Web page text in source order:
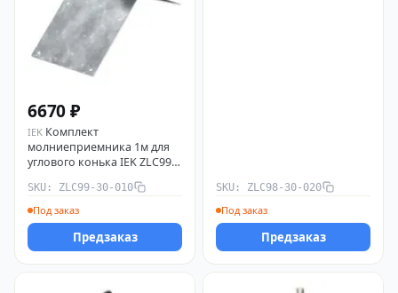
6670 ₽
IEK Комплект
молниеприемника 1м для
углового конька IEK ZLC99-
SKU: ZLC99-30-010
Под заказ
Предзаказ
SKU: ZLC98-30-020
Под заказ
Предзаказ